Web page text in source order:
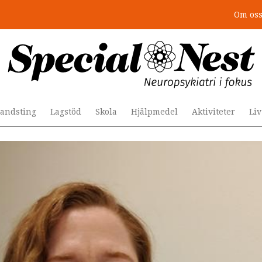
Om oss
Lagstöd Skola Hjälpmedel Aktiviteter
togs stödet bort”